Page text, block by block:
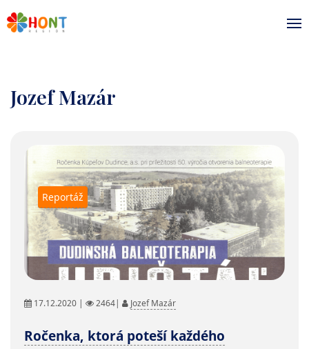
Jozef Mazár
Reportáž
17.12.2020 | 2464| Jozef Mazár
Ročenka, ktorá poteší každého